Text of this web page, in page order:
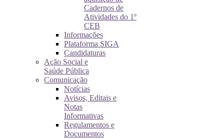
Cadernos de
Atividades do 1º
CEB
Informações
Plataforma SIGA
Candidaturas
Ação Social e
Saúde Pública
Comunicação
Notícias
Avisos, Editais e
Notas
Informativas
Regulamentos e
Documentos